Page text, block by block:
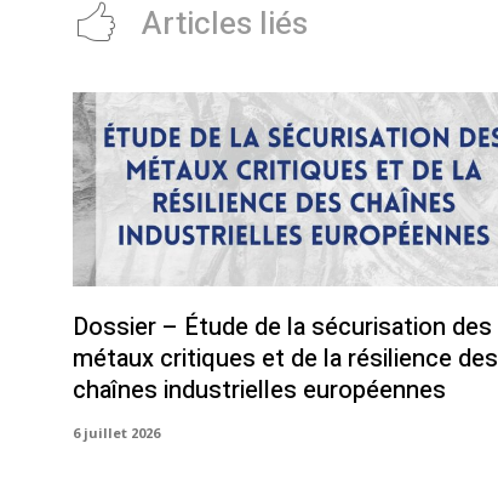
Articles liés
Dossier – Étude de la sécurisation des
métaux critiques et de la résilience des
chaînes industrielles européennes
6 juillet 2026